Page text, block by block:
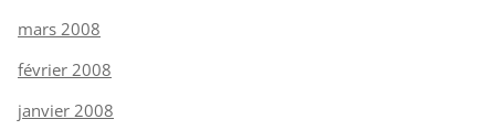
mars 2008
février 2008
janvier 2008